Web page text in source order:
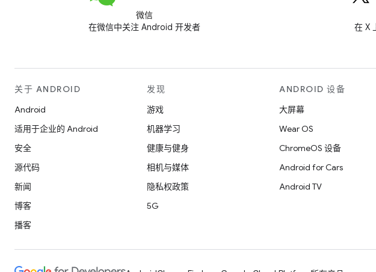
微信
在微信中关注 Android 开发者
在 X
关于 ANDROID
Android
适用于企业的 Android
安全
源代码
新闻
博客
播客
发现
游戏
机器学习
健康与健身
相机与媒体
隐私权政策
5G
ANDROID 设备
大屏幕
Wear OS
ChromeOS 设备
Android for Cars
Android TV